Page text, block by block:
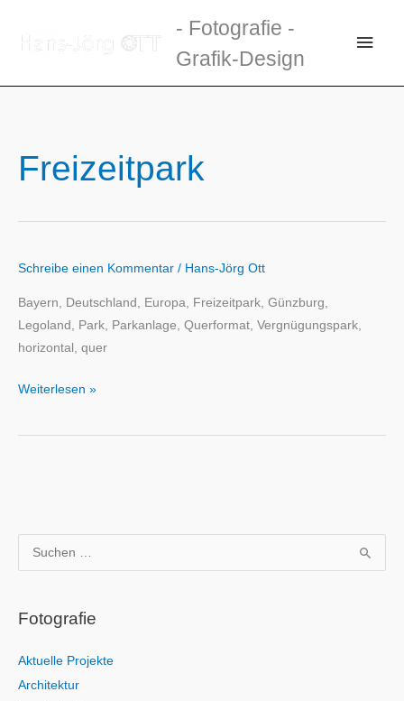
Inhalt
- Fotografie -
Grafik-Design
Freizeitpark
Schreibe einen Kommentar / Hans-Jörg Ott
Bayern, Deutschland, Europa, Freizeitpark, Günzburg,
Legoland, Park, Parkanlage, Querformat, Vergnügungspark,
horizontal, quer
Weiterlesen »
u
h
n
n
Fotografie
Aktuelle Projekte
Architektur